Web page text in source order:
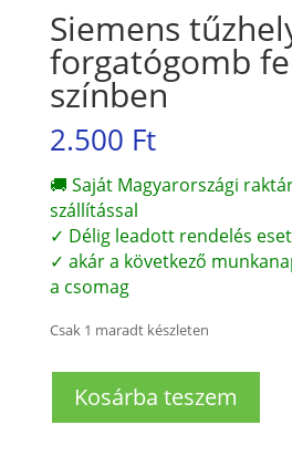
Siemens
forgatógomb
színben
2.500 Ft
🚚 Saját Magyarországi
szállítással
✓ Délig leadott rendelés
✓ akár a következő
a csomag
Csak 1 maradt készleten
tűzhely
Kosárba teszem